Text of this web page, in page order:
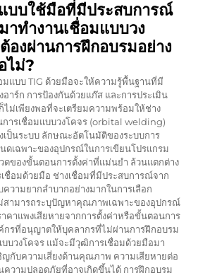
บบใช้มือที่มีประสบการณ์
าทำงานเชื่อมแบบวง
องผ่านการฝึกอบรมอย่าง
ไม่?
มแบบ TIG ด้วยมือจะให้ความรู้พื้นฐานที่มี
าร์ก การป้องกันด้วยแก๊ส และการประเมิน
ม่เพียงพอที่จะเตรียมความพร้อมให้ช่าง
การเชื่อมแบบวงโคจร (orbital welding)
ป็นระบบ ลักษณะอัตโนมัติของระบบการ
ดเฉพาะของอุปกรณ์ในการเขียนโปรแกรม
ดของขั้นตอนการตั้งค่าที่แม่นยำ ล้วนแตกต่าง
ชื่อมด้วยมือ ช่างเชื่อมที่มีประสบการณ์จาก
วามยากลำบากอย่างมากในการเลือก
สามารถระบุปัญหาคุณภาพเฉพาะของอุปกรณ์
คาแพงเสียหายจากการตั้งค่าหรือขั้นตอนการ
กรที่อนุญาตให้บุคลากรที่ไม่ผ่านการฝึกอบรม
บวงโคจร แม้จะมีวุฒิการเชื่อมด้วยมือมา
ญกับความเสี่ยงด้านคุณภาพ ความเสียหายต่อ
วามปลอดภัยที่อาจเกิดขึ้นได้ การฝึกอบรม